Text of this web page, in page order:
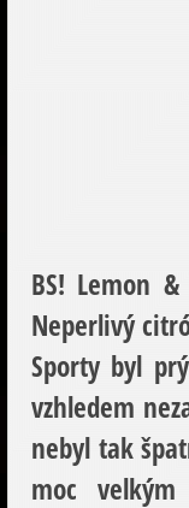
BS! Lemon
Neperlivý
Sporty byl
vzhledem
nebyl tak
moc